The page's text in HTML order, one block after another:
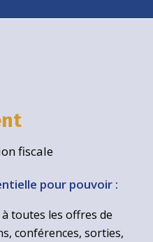
fiscale
pour pouvoir :
toutes les offres de
conférences, sorties,